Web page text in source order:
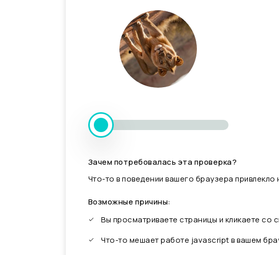
Зачем потребовалась эта проверка?
Что-то в поведении вашего браузера
Возможные причины:
Вы просматриваете страницы и кликаете
Что-то мешает работе javascript в вашем